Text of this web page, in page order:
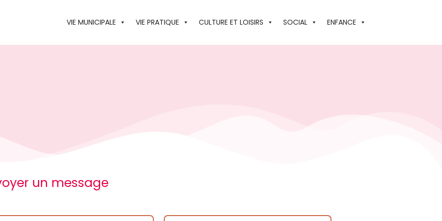
VIE MUNICIPALE VIE PRATIQUE CULTURE ET LOISIRS SOCIAL ENFANCE
un message